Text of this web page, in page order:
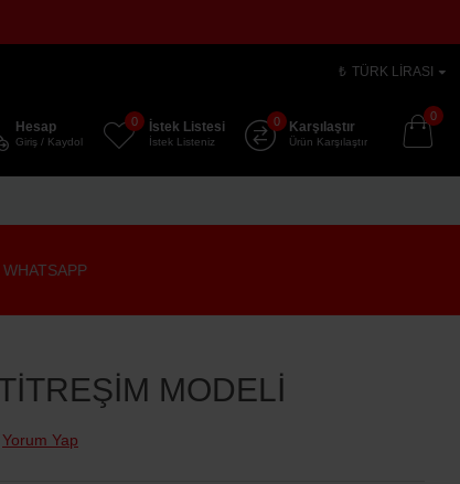
₺ TÜRK LIRASI
Hesap
Giriş / Kaydol
İstek Listesi
İstek Listeniz
0 Karşılaştır
Ürün Karşılaştır
0 0
WHATSAPP
MODELİ
Yorum Yap